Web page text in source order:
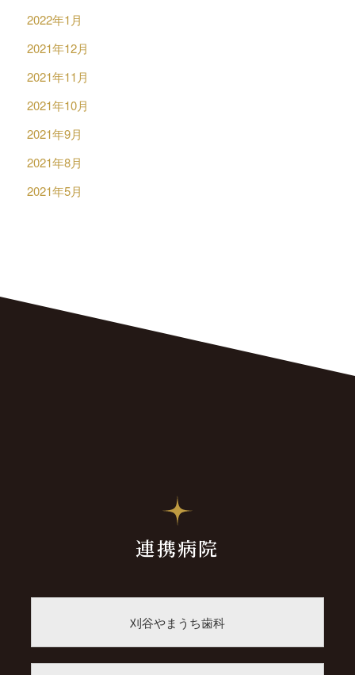
2022年1月
2021年12月
2021年11月
2021年10月
2021年9月
2021年8月
2021年5月
連携病院
刈谷やまうち歯科